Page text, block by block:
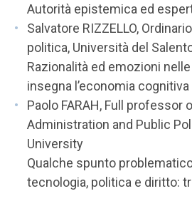
Autorità epistemica ed
Salvatore RIZZELLO,
politica, Università del
Razionalità ed emozioni
insegna l’economia cognitiva
Paolo FARAH, Full professor
Administration and Public
University
Qualche spunto
tecnologia, politica e diritto: